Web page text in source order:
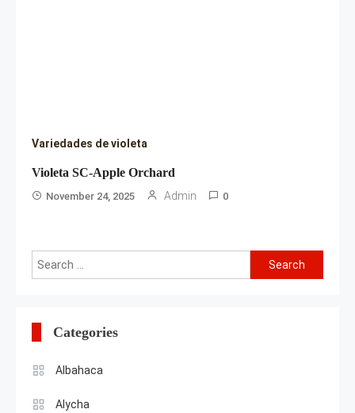
Variedades de violeta
Violeta SC-Apple Orchard
November 24, 2025 Admin 0
Search
for:
Categories
Albahaca
Alycha